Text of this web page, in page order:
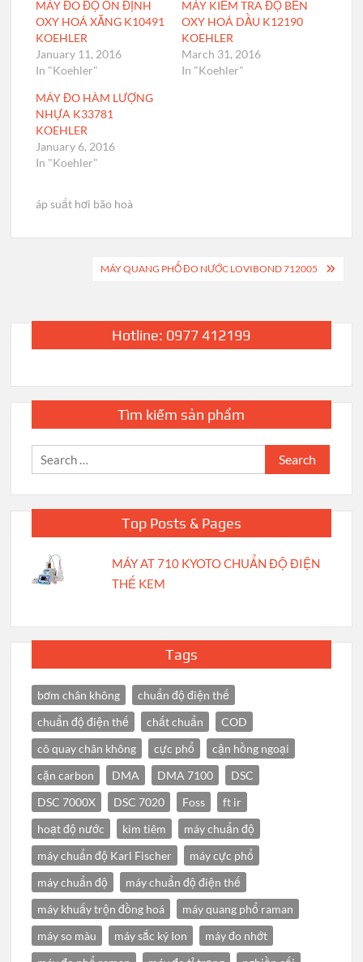
MÁY ĐO ĐỘ ỔN ĐỊNH
OXY HOÁ XĂNG K10491
KOEHLER
January 11, 2016
In "Koehler"
MÁY KIỂM TRA ĐỘ BỀN
OXY HOÁ DẦU K12190
KOEHLER
March 31, 2016
In "Koehler"
MÁY ĐO HÀM LƯỢNG
NHỰA K33781
KOEHLER
January 6, 2016
In "Koehler"
áp suất hơi bão hoà
MÁY QUANG PHỔ ĐO NƯỚC LOVIBOND 712005
Hotline: 0977 412199
Tìm kiếm sản phẩm
Search
for:
Top Posts & Pages
MÁY AT 710 KYOTO CHUẨN ĐỘ ĐIỆN
THẾ KEM
Tags
bơm chân không
chuẩn độ điện thế
chuẩn độ điện thế
chất chuẩn
COD
cô quay chân không
cực phổ
cận hồng ngoại
cặn carbon
DMA DMA 7100
DSC
DSC 7000X
DSC 7020 Foss
ft ir
hoạt độ nước
kim tiêm
máy chuẩn độ
máy chuẩn độ Karl Fischer
máy cực phổ
máy chuẩn độ
máy chuẩn độ điện thế
máy khuấy trộn đồng hoá
máy quang phổ raman
máy so màu
máy sắc ký Ion
máy đo nhớt